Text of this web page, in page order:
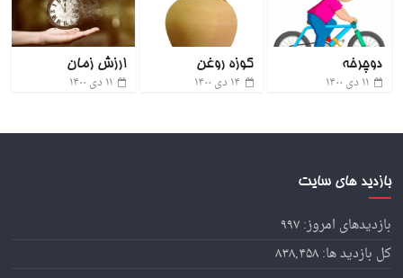
دوچرخه
۱۱ دی ۱۴۰۰
کوزه روغن
۱۴ دی ۱۴۰۰
ارزش زمان
۱۱ دی ۱۴۰۰
بازدید های سایت
بازدیدهای امروز:۹۹۷
کل بازدید ها:۸۳۸,۴۵۸